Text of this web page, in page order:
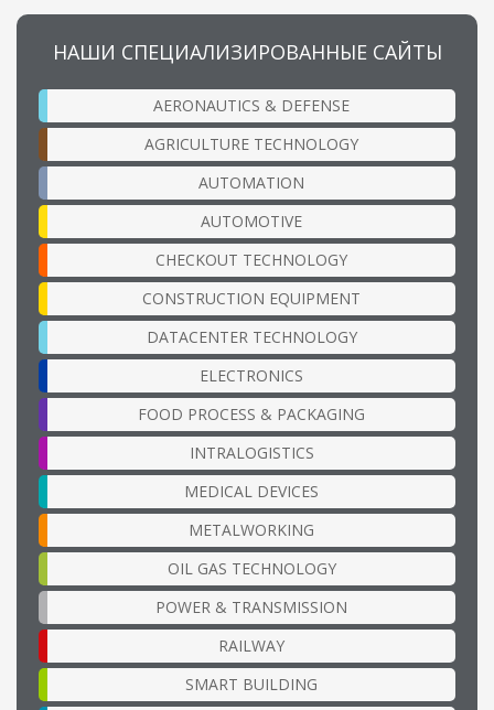
НАШИ СПЕЦИАЛИЗИРОВАННЫЕ САЙТЫ
AERONAUTICS & DEFENSE
AGRICULTURE TECHNOLOGY
AUTOMATION
AUTOMOTIVE
CHECKOUT TECHNOLOGY
CONSTRUCTION EQUIPMENT
DATACENTER TECHNOLOGY
ELECTRONICS
FOOD PROCESS & PACKAGING
INTRALOGISTICS
MEDICAL DEVICES
METALWORKING
OIL GAS TECHNOLOGY
POWER & TRANSMISSION
RAILWAY
SMART BUILDING